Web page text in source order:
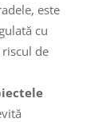
este
cu
de